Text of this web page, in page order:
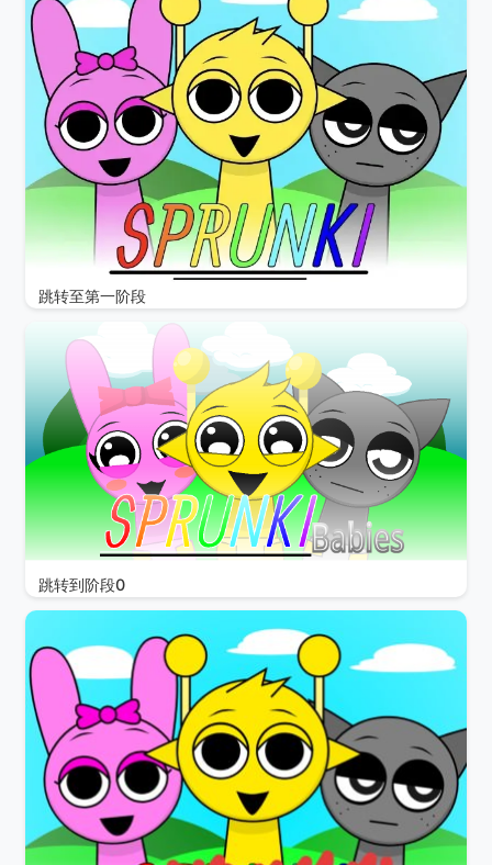
跳转至第一阶段
跳转到阶段0